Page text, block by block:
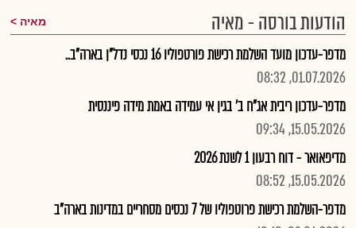
הודעות בורסה - מאיה מאיה
מדפר-עדכון מועד השלמת רכישת פורטפוליו 16 נכסי נדל"ן בארה"ב..
01.07.2026, 08:32
מדפר-עדכון ריבית אג"ח ב' בגין אי עמידה באמת מידה פיננסית
15.05.2026, 09:34
מדיפאואר - דוח רבעון 1 לשנת 2026
15.05.2026, 08:52
מדפר-השלמת רכישת פרוטפוליו של 7 נכסים מסחריים במדינות בארה"ב